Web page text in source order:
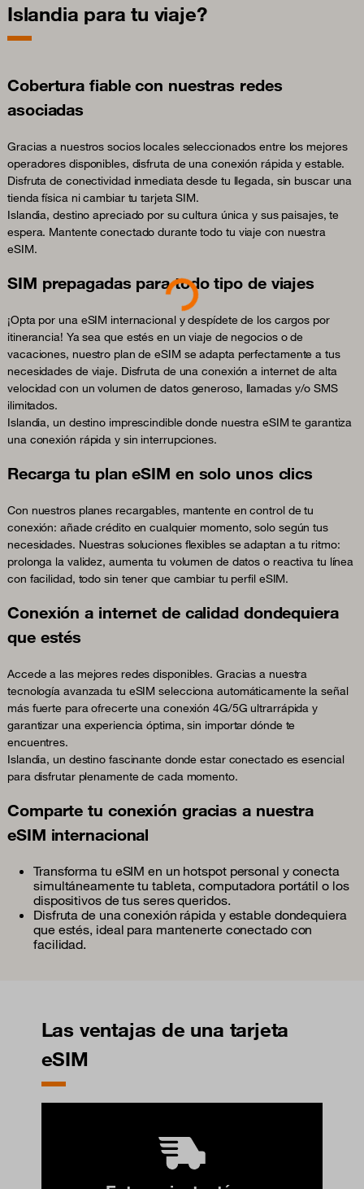
Islandia para tu viaje?
Cobertura fiable con nuestras redes
asociadas
Gracias a nuestros socios locales seleccionados entre los mejores
operadores disponibles, disfruta de una conexión rápida y estable.
Disfruta de conectividad inmediata desde tu llegada, sin buscar una
tienda física ni cambiar tu tarjeta SIM.
Islandia, destino apreciado por su cultura única y sus paisajes, te
espera. Mantente conectado durante todo tu viaje con nuestra
eSIM.
SIM prepagadas para todo tipo de viajes
¡Opta por una eSIM internacional y despídete de los cargos por
itinerancia! Ya sea que estés en un viaje de negocios o de
vacaciones, nuestro plan de eSIM se adapta perfectamente a tus
necesidades de viaje. Disfruta de una conexión a internet de alta
velocidad con un volumen de datos generoso, llamadas y/o SMS
ilimitados.
Islandia, un destino imprescindible donde nuestra eSIM te garantiza
una conexión rápida y sin interrupciones.
Recarga tu plan eSIM en solo unos clics
Con nuestros planes recargables, mantente en control de tu
conexión: añade crédito en cualquier momento, solo según tus
necesidades. Nuestras soluciones flexibles se adaptan a tu ritmo:
prolonga la validez, aumenta tu volumen de datos o reactiva tu línea
con facilidad, todo sin tener que cambiar tu perfil eSIM.
Conexión a internet de calidad dondequiera
que estés
Accede a las mejores redes disponibles. Gracias a nuestra
tecnología avanzada tu eSIM selecciona automáticamente la señal
más fuerte para ofrecerte una conexión 4G/5G ultrarrápida y
garantizar una experiencia óptima, sin importar dónde te
encuentres.
Islandia, un destino fascinante donde estar conectado es esencial
para disfrutar plenamente de cada momento.
Comparte tu conexión gracias a nuestra
eSIM internacional
Transforma tu eSIM en un hotspot personal y conecta
simultáneamente tu tableta, computadora portátil o los
dispositivos de tus seres queridos.
Disfruta de una conexión rápida y estable dondequiera
que estés, ideal para mantenerte conectado con
facilidad.
Las ventajas de una tarjeta
eSIM
Loading...